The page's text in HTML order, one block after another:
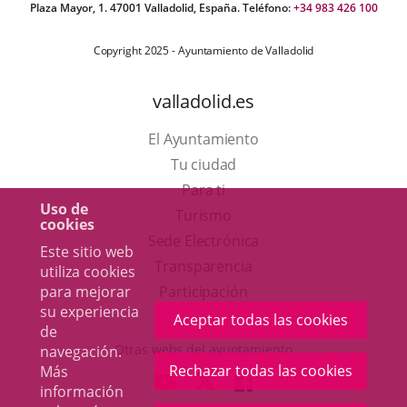
Uso de
cookies
Este sitio web
utiliza cookies
para mejorar
su experiencia
de
navegación.
Más
información
Aceptar todas las cookies
Rechazar todas las cookies
Plaza Mayor, 1. 47001 Valladolid, España. Teléfono:+34 983 426 100
Copyright 2025 - Ayuntamiento de Valladolid
valladolid.es
El Ayuntamiento
Tu ciudad
Para ti
en
una
ventana
nueva.
aplicación
externa.
Otras webs del ayuntamiento
ENLACEENLACEENLACE